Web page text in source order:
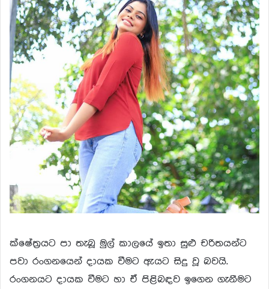
ක්ෂේත්රයට පා තැබූ මුල් කාලයේ ඉතා සුළු චරිතයන්ට
පවා රංගනයෙන් දායක වීමට ඇයට සිදු වූ බවයි.
රංගනයට දායක වීමට හා ඒ පිළිබඳව ඉගෙන ගැනීමට